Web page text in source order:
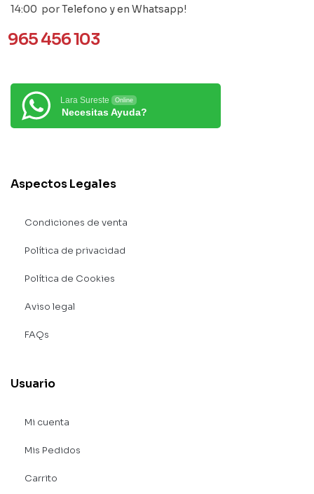
14:00 por Telefono y en Whatsapp!
965 456 103
Lara Sureste Online
Necesitas Ayuda?
Aspectos Legales
Condiciones de venta
Política de privacidad
Política de Cookies
Aviso legal
FAQs
Usuario
Mi cuenta
Mis Pedidos
Carrito